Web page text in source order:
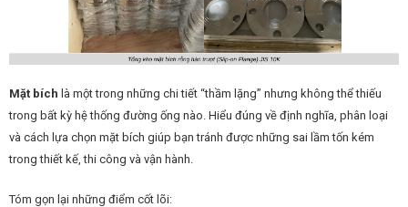
Mặt bích là một trong những chi tiết “thầm lặng” nhưng không thể thiếu
trong bất kỳ hệ thống đường ống nào. Hiểu đúng về định nghĩa, phân loại
và cách lựa chọn mặt bích giúp bạn tránh được những sai lầm tốn kém
trong thiết kế, thi công và vận hành.
Tóm gọn lại những điểm cốt lõi: